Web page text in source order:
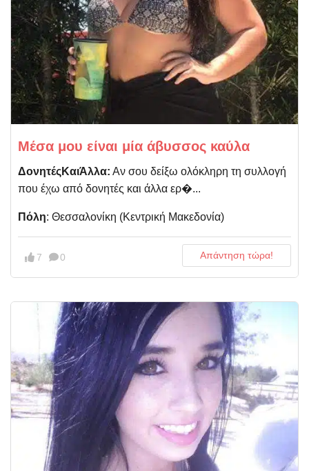
Μέσα μου είναι μία άβυσσος καύλα
ΔονητέςΚαιΆλλα: Αν σου δείξω ολόκληρη τη συλλογή
που έχω από δονητές και άλλα ερ�...
Πόλη: Θεσσαλονίκη (Kεντρική Μακεδονία)
7 0 Απάντηση τώρα!